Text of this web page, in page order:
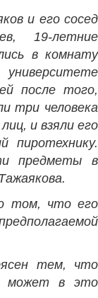
и его сосед
19-летние
в комнату
после того,
три человека
и взяли его
пиротехнику.
предметы в
о том, что его
тем, что
может в это